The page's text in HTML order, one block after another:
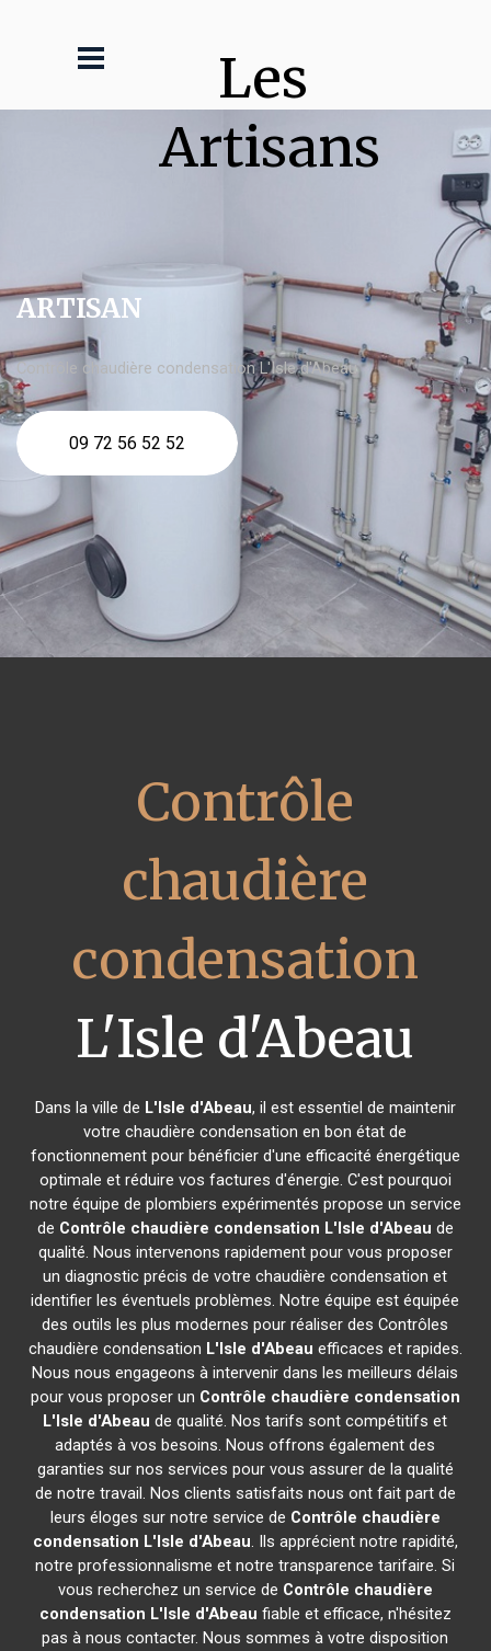
Les
Artisans
ARTISAN
Contrôle chaudière condensation L'Isle d'Abeau
09 72 56 52 52
Contrôle
chaudière
condensation
L'Isle d'Abeau
Dans la ville de L'Isle d'Abeau, il est essentiel de maintenir
votre chaudière condensation en bon état de
fonctionnement pour bénéficier d'une efficacité énergétique
optimale et réduire vos factures d'énergie. C'est pourquoi
notre équipe de plombiers expérimentés propose un service
de Contrôle chaudière condensation L'Isle d'Abeau de
qualité. Nous intervenons rapidement pour vous proposer
un diagnostic précis de votre chaudière condensation et
identifier les éventuels problèmes. Notre équipe est équipée
des outils les plus modernes pour réaliser des Contrôles
chaudière condensation L'Isle d'Abeau efficaces et rapides.
Nous nous engageons à intervenir dans les meilleurs délais
pour vous proposer un Contrôle chaudière condensation
L'Isle d'Abeau de qualité. Nos tarifs sont compétitifs et
adaptés à vos besoins. Nous offrons également des
garanties sur nos services pour vous assurer de la qualité
de notre travail. Nos clients satisfaits nous ont fait part de
leurs éloges sur notre service de Contrôle chaudière
condensation L'Isle d'Abeau. Ils apprécient notre rapidité,
notre professionnalisme et notre transparence tarifaire. Si
vous recherchez un service de Contrôle chaudière
condensation L'Isle d'Abeau fiable et efficace, n'hésitez
pas à nous contacter. Nous sommes à votre disposition